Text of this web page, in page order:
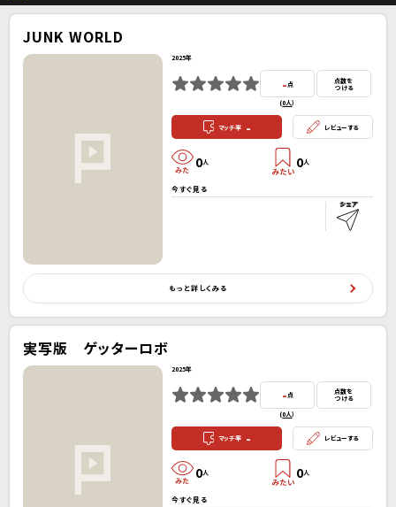
JUNK WORLD
2025年
- 点
(0人）
点数を
つける
マッチ率 - レビューする
0人 0人
今すぐ見る
もっと詳しくみる
実写版 ゲッターロボ
2025年
-点
(0人）
点数を
つける
マッチ率 - レビューする
0人 0人
今すぐ見る